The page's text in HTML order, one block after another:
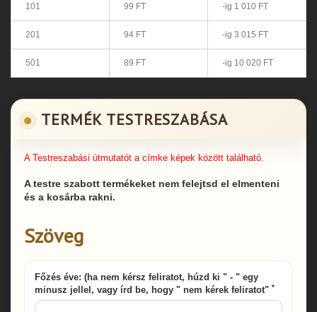
101 99 FT -ig 1 010 FT
201 94 FT -ig 3 015 FT
501 89 FT -ig 10 020 FT
TERMÉK TESTRESZABÁSA
A Testreszabási útmutatót a címke képek között található.
A testre szabott termékeket nem felejtsd el elmenteni
és a kosárba rakni.
Szöveg
Főzés éve: (ha nem kérsz feliratot, húzd ki " - " egy
minusz jellel, vagy írd be, hogy " nem kérek feliratot" *